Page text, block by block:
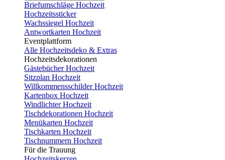
Briefumschläge Hochzeit
Hochzeitssticker
Wachssiegel Hochzeit
Antwortkarten Hochzeit
Eventplattform
Alle Hochzeitsdeko & Extras
Hochzeitsdekorationen
Gästebücher Hochzeit
Sitzplan Hochzeit
Willkommensschilder Hochzeit
Kartenbox Hochzeit
Windlichter Hochzeit
Tischdekorationen Hochzeit
Menükarten Hochzeit
Tischkarten Hochzeit
Tischnummern Hochzeit
Für die Trauung